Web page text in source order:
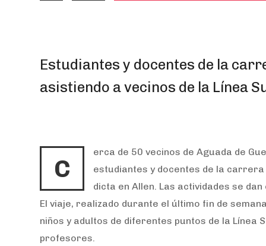
Estudiantes y docentes de la
asistiendo a vecinos de la Línea
C
erca de 50 vecinos de Aguada de
estudiantes y docentes de la carrera
dicta en Allen. Las actividades se
El viaje, realizado durante el último fin de
niños y adultos de diferentes puntos de la
profesores.